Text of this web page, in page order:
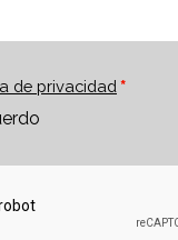
de privacidad